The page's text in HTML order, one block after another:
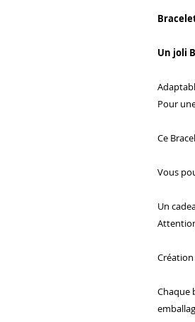
Un joli
Pour
Ce
Vous
Un
Création
Chaque